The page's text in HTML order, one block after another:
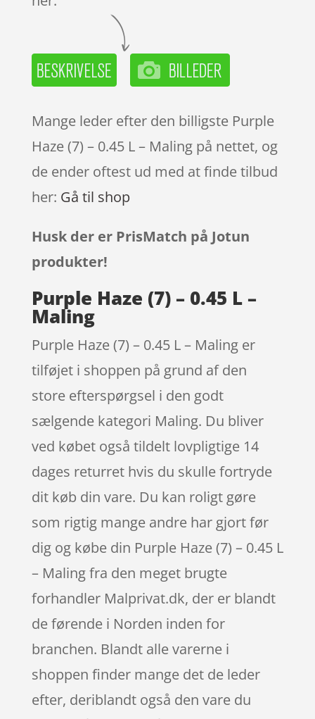
Mange leder efter den billigste Purple
Haze (7) – 0.45 L – Maling på nettet, og
de ender oftest ud med at finde tilbud
her: Gå til shop
Husk der er PrisMatch på Jotun
produkter!
Purple Haze (7) – 0.45 L –
Maling
Purple Haze (7) – 0.45 L – Maling er
tilføjet i shoppen på grund af den
store efterspørgsel i den godt
sælgende kategori Maling. Du bliver
ved købet også tildelt lovpligtige 14
dages returret hvis du skulle fortryde
dit køb din vare. Du kan roligt gøre
som rigtig mange andre har gjort før
dig og købe din Purple Haze (7) – 0.45 L
– Maling fra den meget brugte
forhandler Malprivat.dk, der er blandt
de førende i Norden inden for
branchen. Blandt alle varerne i
shoppen finder mange det de leder
efter, deriblandt også den vare du